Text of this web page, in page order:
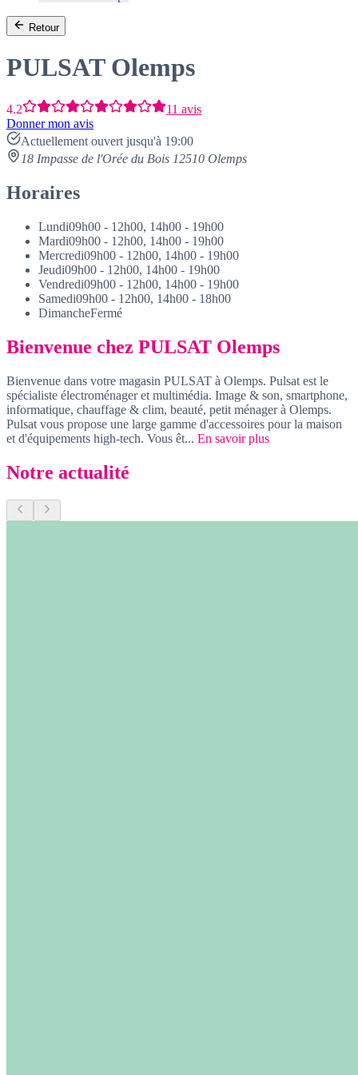
Retour
PULSAT Olemps
4.2
11 avis
Donner mon avis
Actuellement ouvert jusqu'à 19:00
18 Impasse de l'Orée du Bois 12510 Olemps
Horaires
Lundi09h00 - 12h00, 14h00 - 19h00
Mardi09h00 - 12h00, 14h00 - 19h00
Mercredi09h00 - 12h00, 14h00 - 19h00
Jeudi09h00 - 12h00, 14h00 - 19h00
Vendredi09h00 - 12h00, 14h00 - 19h00
Samedi09h00 - 12h00, 14h00 - 18h00
DimancheFermé
Bienvenue chez PULSAT Olemps
Bienvenue dans votre magasin PULSAT à Olemps. Pulsat est le
spécialiste électroménager et multimédia. Image & son, smartphone,
informatique, chauffage & clim, beauté, petit ménager à Olemps.
Pulsat vous propose une large gamme d'accessoires pour la maison
et d'équipements high-tech. Vous êt... En savoir plus
Notre actualité